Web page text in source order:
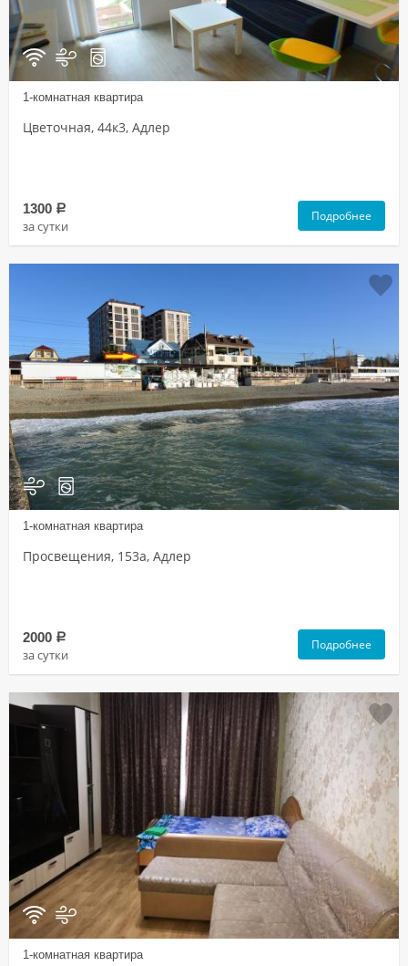
1-комнатная квартира
Цветочная, 44к3, Адлер
1300 a
за сутки
Подробнее
1-комнатная квартира
Просвещения, 153а, Адлер
2000 a
за сутки
Подробнее
1-комнатная квартира